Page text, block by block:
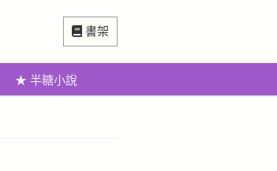
書架
★ 半糖小說